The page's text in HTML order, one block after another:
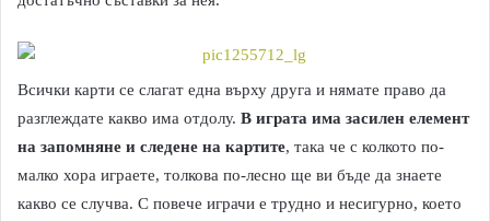
Всички карти се слагат една върху друга и нямате право да
разглеждате какво има отдолу. В играта има засилен елемент
на запомняне и следене на картите, така че с колкото по-
малко хора играете, толкова по-лесно ще ви бъде да знаете
какво се случва. С повече играчи е трудно и несигурно, което